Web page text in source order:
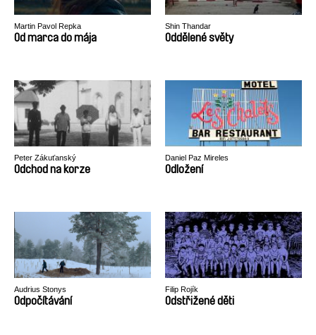
Martin Pavol Repka
Od marca do mája
Shin Thandar
Oddělené světy
Peter Zákuťanský
Odchod na korze
Daniel Paz Mireles
Odložení
Audrius Stonys
Odpočítávání
Filip Rojík
Odstřižené děti